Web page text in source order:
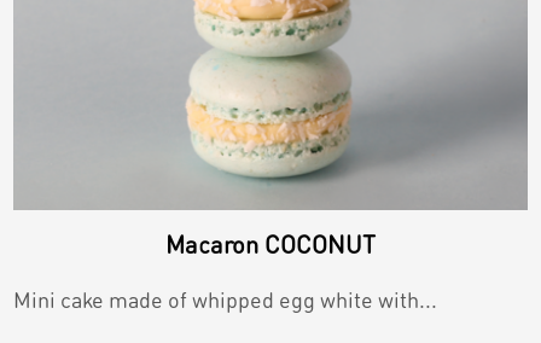
Macaron COCONUT
Mini cake made of whipped egg white with...